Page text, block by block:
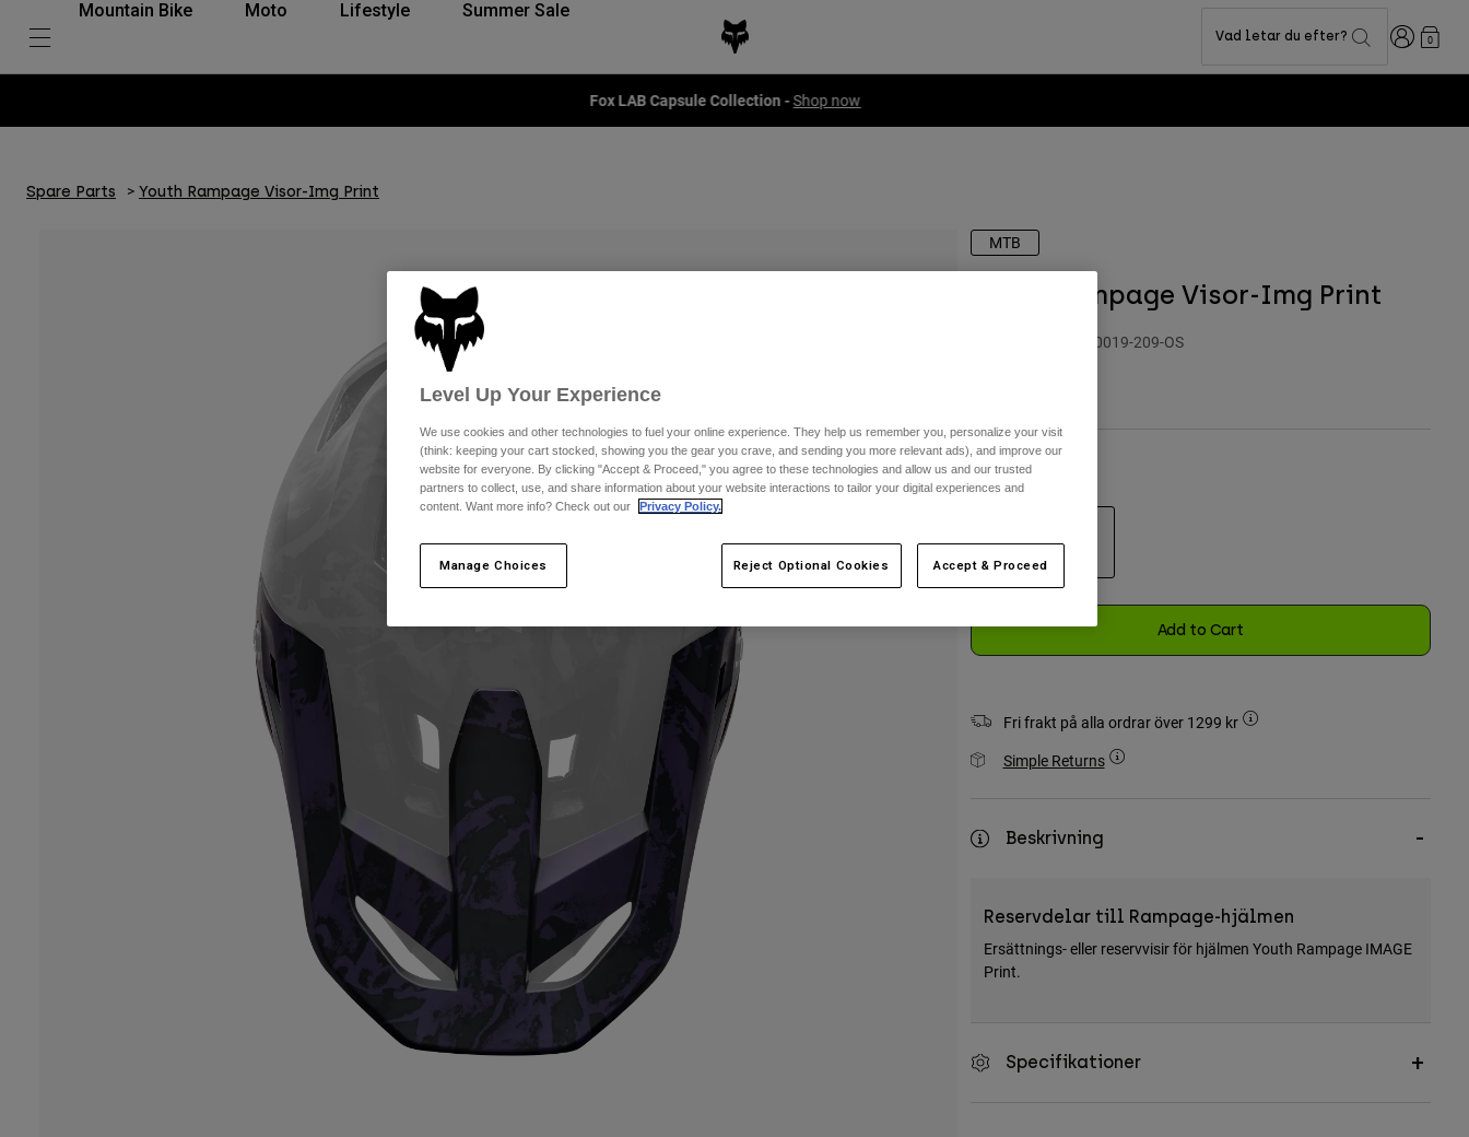
Mountain Bike Moto Lifestyle Summer Sale
Vad letar du efter? Login0
Fox LAB Capsule Collection -Shop now
Spare Parts Youth Rampage Visor-Img Print
MTB
Youth Rampage Visor-Img Print
40019-209-OS
Färg -Plommonlila
Add to Cart
Fri frakt på alla ordrar över 1299 kr
Simple Returns
Beskrivning
Reservdelar till Rampage-hjälmen
Ersättnings- eller reservvisir för hjälmen Youth Rampage IMAGE
Print.
Specifikationer
Level Up Your Experience
We use cookies and other technologies to fuel your online experience. They help us remember you, personalize your visit
(think: keeping your cart stocked, showing you the gear you crave, and sending you more relevant ads), and improve our
website for everyone. By clicking "Accept & Proceed," you agree to these technologies and allow us and our trusted
partners to collect, use, and share information about your website interactions to tailor your digital experiences and
content. Want more info? Check out our
Privacy Policy.
Manage Choices Reject Optional Cookies Accept & Proceed